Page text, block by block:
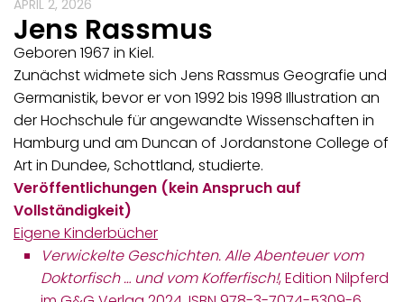
APRIL 2, 2026
Jens Rassmus
Geboren 1967 in Kiel.
Zunächst widmete sich Jens Rassmus Geografie und
Germanistik, bevor er von 1992 bis 1998 Illustration an
der Hochschule für angewandte Wissenschaften in
Hamburg und am Duncan of Jordanstone College of
Art in Dundee, Schottland, studierte.
Veröffentlichungen (kein Anspruch auf
Vollständigkeit)
Eigene Kinderbücher
Verwickelte Geschichten. Alle Abenteuer vom
Doktorfisch … und vom Kofferfisch!, Edition Nilpferd